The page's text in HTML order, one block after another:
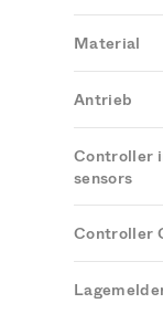
Material
Antrieb
Controller
sensors
Controller